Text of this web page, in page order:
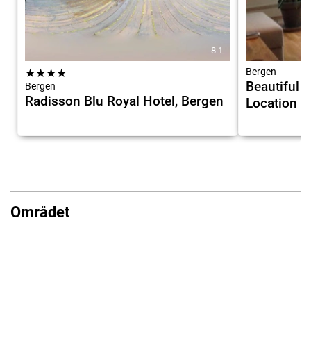
8.1
★★★★
Bergen
Radisson Blu Royal Hotel, Bergen
Bergen
Beautiful
Location
Området